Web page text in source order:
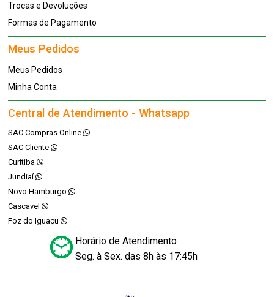
Trocas e Devoluções
Formas de Pagamento
Meus Pedidos
Meus Pedidos
Minha Conta
Central de Atendimento - Whatsapp
SAC Compras Online
SAC Cliente
Curitiba
Jundiaí
Novo Hamburgo
Cascavel
Foz do Iguaçu
Horário de Atendimento
Seg. à Sex. das 8h às 17:45h